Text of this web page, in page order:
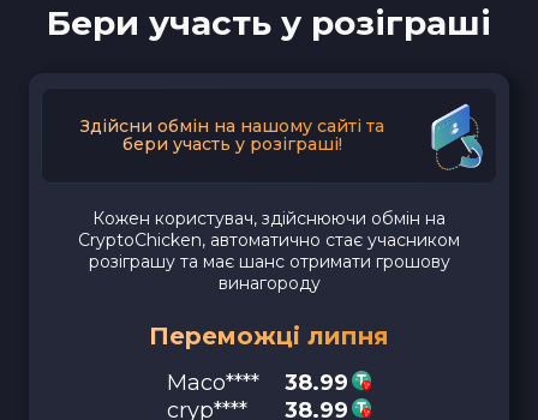
Бери участь у розіграші
Здійсни обмін на нашому сайті та
бери участь у розіграші!
Кожен користувач, здійснюючи обмін на
CryptoChicken, автоматично стає учасником
розіграшу та має шанс отримати грошову
винагороду
Переможці липня
Maco****
38.99
cryp****
38.99